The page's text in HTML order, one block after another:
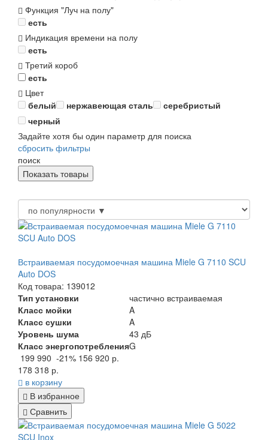
Функция "Луч на полу"
есть
Индикация времени на полу
есть
Третий короб
есть
Цвет
белый
нержавеющая сталь
серебристый
черный
Задайте хотя бы один параметр для поиска
сбросить фильтры
поиск
Встраиваемая посудомоечная машина Miele G 7110 SCU
Auto DOS
Код товара: 139012
Тип установки
частично встраиваемая
Класс мойки
A
Класс сушки
A
Уровень шума
43 дБ
Класс энергопотребленияG
199 990 -21% 156 920 р.
178 318 р.
в корзину
В избранное
Сравнить